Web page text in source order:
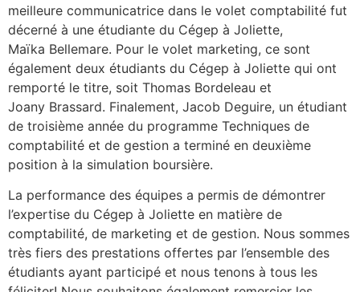
meilleure communicatrice dans le volet comptabilité fut
décerné à une étudiante du Cégep à Joliette,
Maïka Bellemare. Pour le volet marketing, ce sont
également deux étudiants du Cégep à Joliette qui ont
remporté le titre, soit Thomas Bordeleau et
Joany Brassard. Finalement, Jacob Deguire, un étudiant
de troisième année du programme Techniques de
comptabilité et de gestion a terminé en deuxième
position à la simulation boursière.
La performance des équipes a permis de démontrer
l’expertise du Cégep à Joliette en matière de
comptabilité, de marketing et de gestion. Nous sommes
très fiers des prestations offertes par l’ensemble des
étudiants ayant participé et nous tenons à tous les